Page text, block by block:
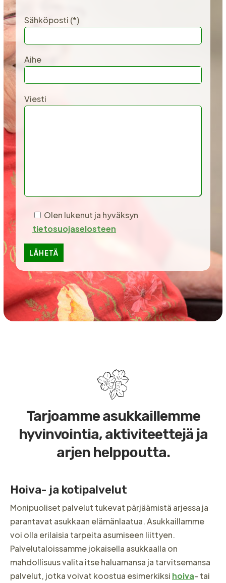
Sähköposti (*)
Aihe
Viesti
Olen lukenut ja hyväksyn
tietosuojaselosteen
Tarjoamme asukkaillemme
hyvinvointia, aktiviteettejä ja
arjen helppoutta.
Hoiva- ja kotipalvelut
Monipuoliset palvelut tukevat pärjäämistä arjessa ja
parantavat asukkaan elämänlaatua. Asukkaillamme
voi olla erilaisia tarpeita asumiseen liittyen.
Palvelutaloissamme jokaisella asukkaalla on
mahdollisuus valita itse haluamansa ja tarvitsemansa
palvelut, jotka voivat koostua esimerkiksi hoiva- tai